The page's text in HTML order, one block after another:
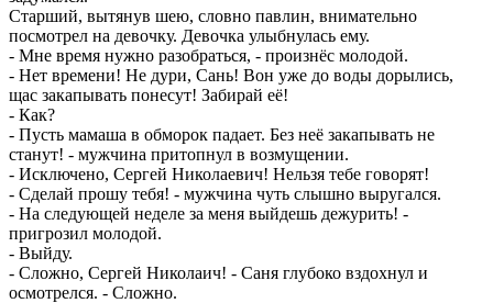
Старший, вытянув шею, словно павлин, внимательно
посмотрел на девочку. Девочка улыбнулась ему.
- Мне время нужно разобраться, - произнёс молодой.
- Нет времени! Не дури, Сань! Вон уже до воды дорылись,
щас закапывать понесут! Забирай её!
- Как?
- Пусть мамаша в обморок падает. Без неё закапывать не
станут! - мужчина притопнул в возмущении.
- Исключено, Сергей Николаевич! Нельзя тебе говорят!
- Сделай прошу тебя! - мужчина чуть слышно выругался.
- На следующей неделе за меня выйдешь дежурить! -
пригрозил молодой.
- Выйду.
- Сложно, Сергей Николаич! - Саня глубоко вздохнул и
осмотрелся. - Сложно.